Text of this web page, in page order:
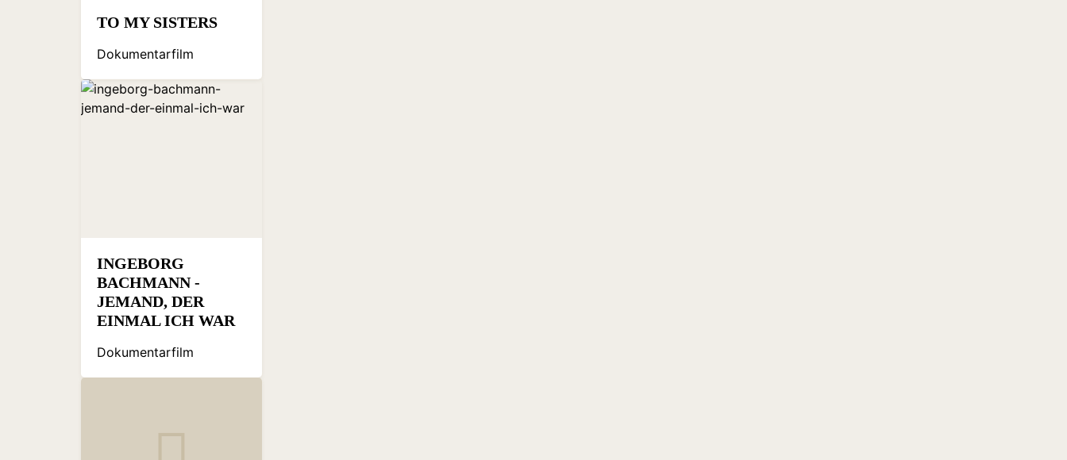
TO MY SISTERS
Dokumentarfilm
INGEBORG
BACHMANN -
JEMAND, DER
EINMAL ICH WAR
Dokumentarfilm